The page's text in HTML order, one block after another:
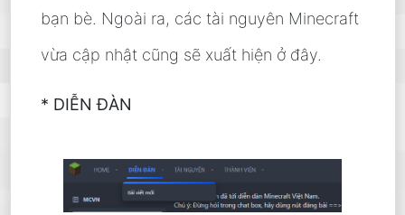
bạn bè. Ngoài ra, các tài nguyên Minecraft
vừa cập nhật cũng sẽ xuất hiện ở đây.
* DIỄN ĐÀN